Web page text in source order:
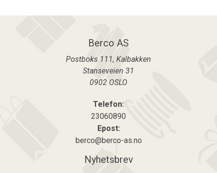
Berco AS
Postboks 111, Kalbakken
Stanseveien 31
0902 OSLO
Telefon:
23060890
Epost:
berco@berco-as.no
Nyhetsbrev